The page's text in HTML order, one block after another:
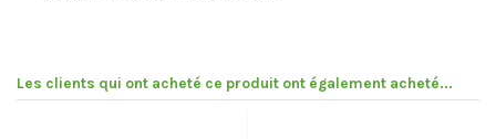
Les clients qui ont acheté ce produit ont également acheté...